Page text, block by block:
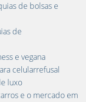
de bolsas e
de
e vegana
celularrefusal
luxo
e o mercado em